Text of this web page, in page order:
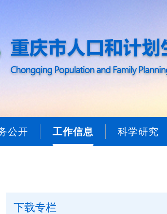
公开 工作信息 科学研究
下载专栏